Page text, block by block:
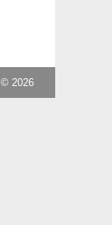
© 2026